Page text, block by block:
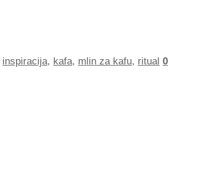
inspiracija, kafa, mlin za kafu, ritual 0